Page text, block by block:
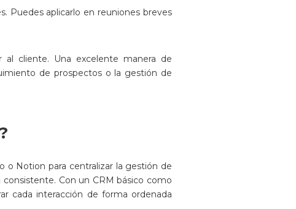
Puedes aplicarlo en reuniones breves
cliente. Una excelente manera de
de prospectos o la gestión de
Notion para centralizar la gestión de
Con un CRM básico como
cada interacción de forma ordenada